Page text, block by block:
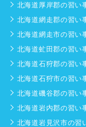
北海道厚岸郡の習い
北海道網走郡の習い
北海道網走市の習い
北海道虻田郡の習い
北海道石狩郡の習い
北海道石狩市の習い
北海道磯谷郡の習い
北海道岩内郡の習い
北海道岩見沢市の習